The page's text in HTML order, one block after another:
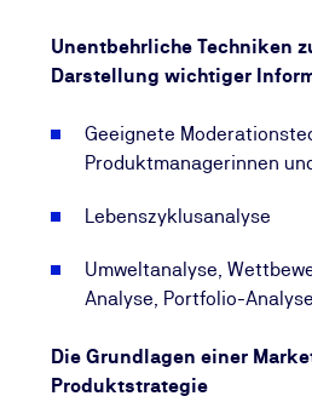
Kompetenzen der
manager und schaffen die
Rahmenbedingungen für die
Schnittstellen zu anderen
- Sie beherrschen die
Analyse und Darstellung
- Sie schaffen es, den
kommunizieren.
- Sie erarbeiten (Produkt-
Unternehmensteilen um.
Unentbehrliche Techniken
Darstellung wichtiger
Geeignete
Produktmanagerinnen
Lebenszyklusanalyse
Umweltanalyse,
Analyse, Portfolio-Analyse
Die Grundlagen einer
Produktstrategie